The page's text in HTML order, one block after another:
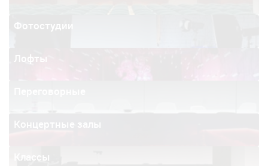
Фотостудии
Лофты
Классы